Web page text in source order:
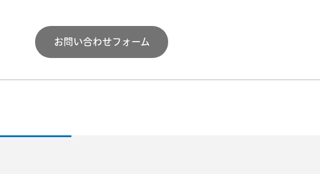
お問い合わせフォーム